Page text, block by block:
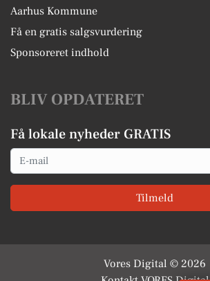
Aarhus Kommune
Få en gratis salgsvurdering
Sponsoreret indhold
BLIV OPDATERET
Få lokale nyheder GRATIS
Email
Tilmeld
Vores Digital © 2026